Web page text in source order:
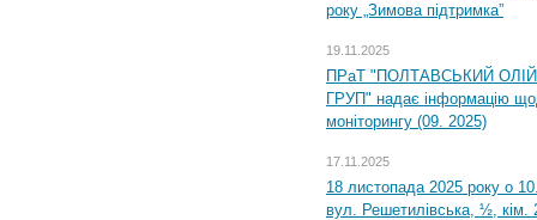
року „Зимова підтримка”
19.11.2025
ПРаТ "ПОЛТАВСЬКИЙ
ГРУП" надає інформацію
моніторингу (09. 2025)
17.11.2025
18 листопада 2025 року о
вул. Решетилівська, ½, кім.